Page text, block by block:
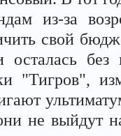
из-за
свой
осталась
"Тигров",
не выйдут